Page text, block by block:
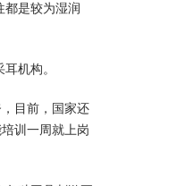
都是较为湿润
机构。
目前，国家还
训一周就上岗